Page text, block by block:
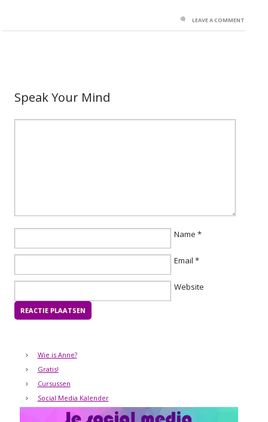
LEAVE A COMMENT
Speak Your Mind
Name *
Email *
Website
Wie is Anne?
Gratis!
Cursussen
Social Media Kalender